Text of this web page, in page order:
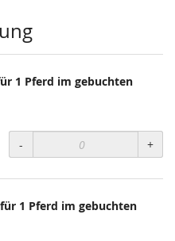
1 Pferd im gebuchten
- +
1 Pferd im gebuchten